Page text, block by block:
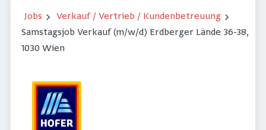
Jobs
Verkauf / Vertrieb / Kundenbetreuung
Samstagsjob Verkauf (m/w/d) Erdberger Lände 36-38,
1030 Wien